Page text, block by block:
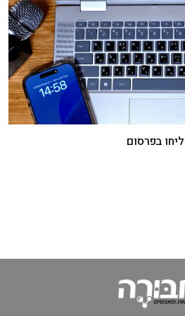
בפרסום